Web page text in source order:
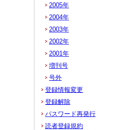
2005年
2004年
2003年
2002年
2001年
増刊号
号外
登録情報変更
登録解除
パスワード再発行
読者登録規約